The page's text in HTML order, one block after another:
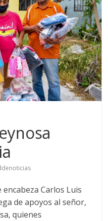
encabeza Carlos Luis
de apoyos al señor,
quienes